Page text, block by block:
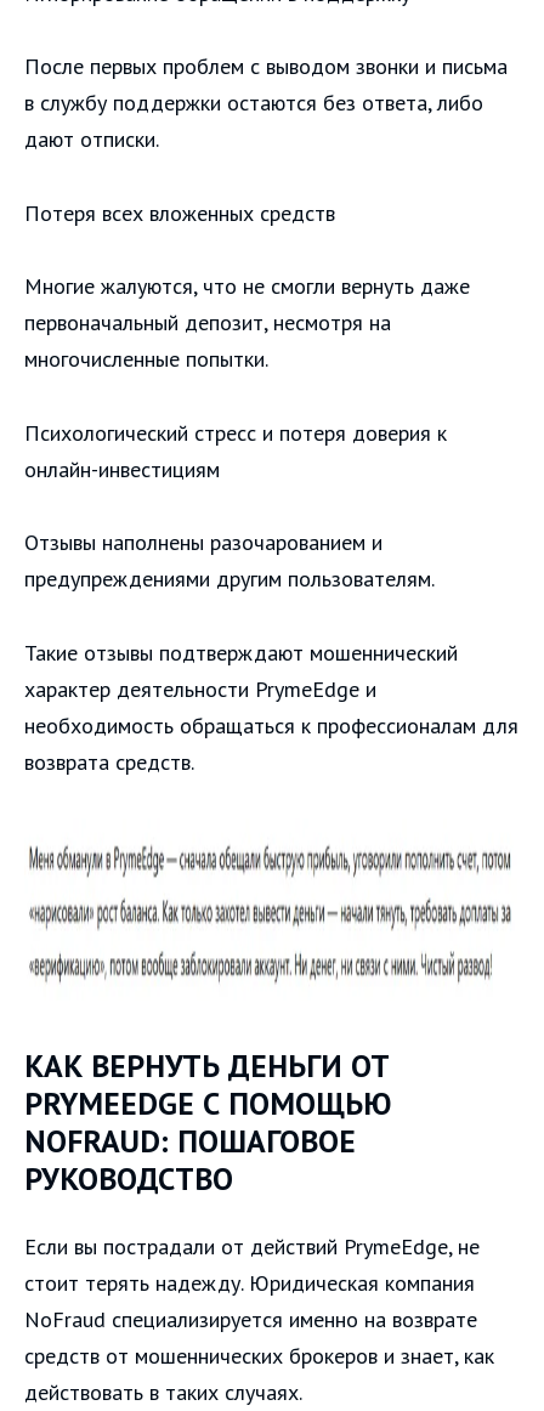
После первых проблем с выводом звонки и письма
в службу поддержки остаются без ответа, либо
дают отписки.
Потеря всех вложенных средств
Многие жалуются, что не смогли вернуть даже
первоначальный депозит, несмотря на
многочисленные попытки.
Психологический стресс и потеря доверия к
онлайн-инвестициям
Отзывы наполнены разочарованием и
предупреждениями другим пользователям.
Такие отзывы подтверждают мошеннический
характер деятельности PrymeEdge и
необходимость обращаться к профессионалам для
возврата средств.
КАК ВЕРНУТЬ ДЕНЬГИ ОТ
PRYMEEDGE С ПОМОЩЬЮ
NOFRAUD: ПОШАГОВОЕ
РУКОВОДСТВО
Если вы пострадали от действий PrymeEdge, не
стоит терять надежду. Юридическая компания
NoFraud специализируется именно на возврате
средств от мошеннических брокеров и знает, как
действовать в таких случаях.